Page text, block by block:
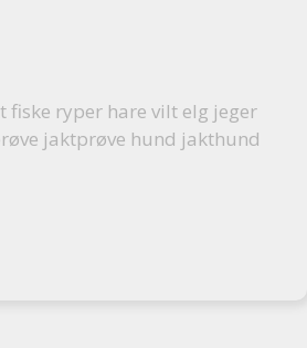
fiske ryper hare vilt elg jeger
jaktprøve hund jakthund